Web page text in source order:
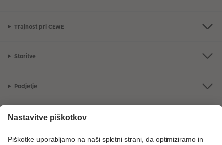
Trajnost pri CEWE
Storitve
Podjetje
Ponudba